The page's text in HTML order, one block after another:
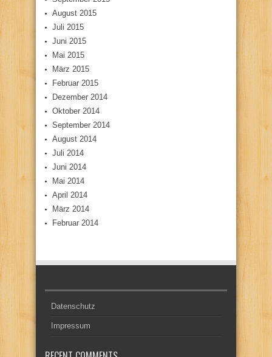
August 2015
Juli 2015
Juni 2015
Mai 2015
März 2015
Februar 2015
Dezember 2014
Oktober 2014
September 2014
August 2014
Juli 2014
Juni 2014
Mai 2014
April 2014
März 2014
Februar 2014
Datenschutz
Impressum